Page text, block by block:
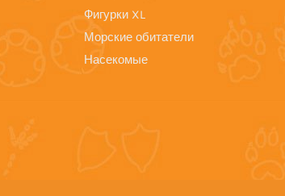
Фигурки XL
Морские обитатели
Насекомые